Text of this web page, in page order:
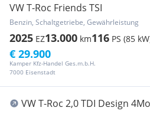
VW T-Roc Friends TSI
Benzin, Schaltgetriebe, Gewährleistung
2025 EZ13.000 km116 PS (85
Kamper Kfz-Handel Ges.m.b.H.
7000 Eisenstadt
€ 29.900
VW T-Roc 2,0 TDI Design